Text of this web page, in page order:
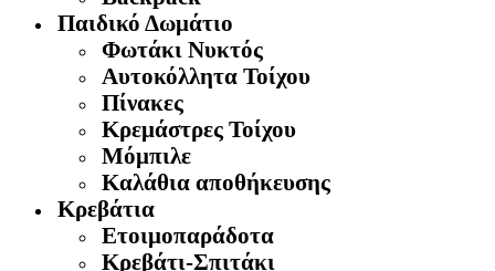
Παιδικό Δωμάτιο
Φωτάκι Νυκτός
Αυτοκόλλητα Τοίχου
Πίνακες
Κρεμάστρες Τοίχου
Μόμπιλε
Καλάθια αποθήκευσης
Κρεβάτια
Ετοιμοπαράδοτα
Κρεβάτι-Σπιτάκι